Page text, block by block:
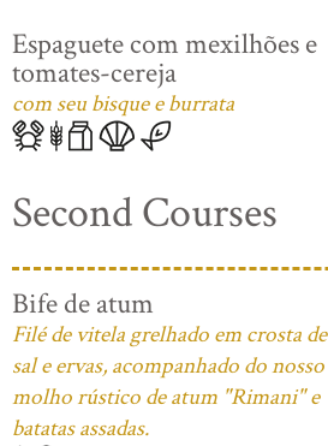
Espaguete com mexilhões e
tomates-cereja
com seu bisque e burrata
Second Courses
Bife de atum
Filé de vitela grelhado em crosta de
sal e ervas, acompanhado do nosso
molho rústico de atum "Rimani" e
batatas assadas.